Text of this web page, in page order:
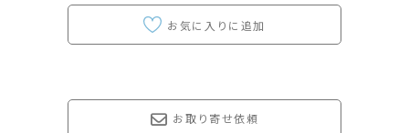
お取り寄せ依頼